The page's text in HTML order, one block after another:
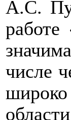
А.С.
работе
числе